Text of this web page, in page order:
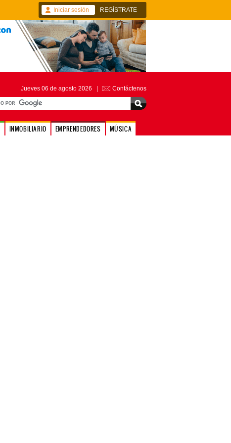
Iniciar sesión REGÍSTRATE
Jueves 06 de agosto 2026 | Contáctenos
INMOBILIARIO EMPRENDEDORES MÚSICA